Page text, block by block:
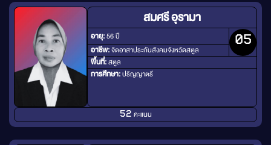
สมศรี อุรามา
อายุ:56 ปี
อาชีพ:จิตอาสาประกันสังคมจังหวัดสตูล
05
พื้นที่:สตูล
การศึกษา:ปริญญาตรี
52 คะแนน